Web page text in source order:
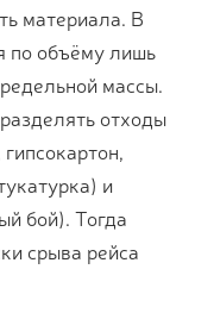
материала. В
по объёму лишь
массы.
отходы
и
бой). Тогда
срыва рейса